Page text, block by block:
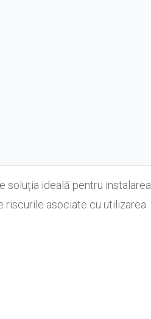
soluția ideală pentru instalarea
riscurile asociate cu utilizarea